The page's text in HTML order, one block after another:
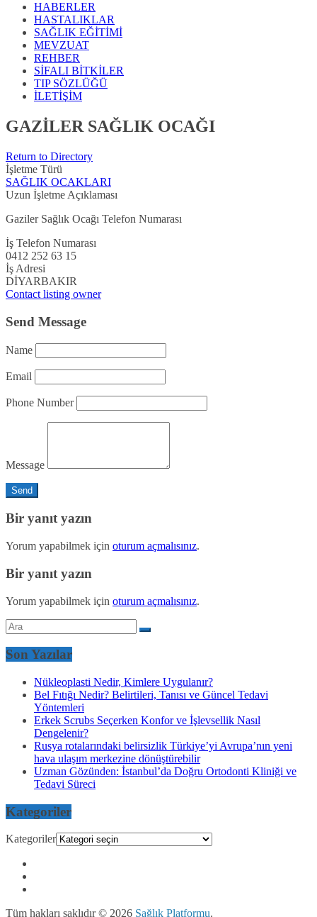
HABERLER
HASTALIKLAR
SAĞLIK EĞİTİMİ
MEVZUAT
REHBER
SİFALI BİTKİLER
TIP SÖZLÜĞÜ
İLETİŞİM
GAZİLER SAĞLIK OCAĞI
Return to Directory
İşletme Türü
SAĞLIK OCAKLARI
Uzun İşletme Açıklaması
Gaziler Sağlık Ocağı Telefon Numarası
İş Telefon Numarası
0412 252 63 15
İş Adresi
DİYARBAKIR
Contact listing owner
Send Message
Name
Email
Phone Number
Message
Bir yanıt yazın
Yorum yapabilmek için oturum açmalısınız.
Bir yanıt yazın
Yorum yapabilmek için oturum açmalısınız.
Son Yazılar
Nükleoplasti Nedir, Kimlere Uygulanır?
Bel Fıtığı Nedir? Belirtileri, Tanısı ve Güncel Tedavi
Yöntemleri
Erkek Scrubs Seçerken Konfor ve İşlevsellik Nasıl
Dengelenir?
Rusya rotalarındaki belirsizlik Türkiye’yi Avrupa’nın yeni
hava ulaşım merkezine dönüştürebilir
Uzman Gözünden: İstanbul’da Doğru Ortodonti Kliniği ve
Tedavi Süreci
Kategoriler
Kategoriler
Tüm hakları saklıdır © 2026 Sağlık Platformu.